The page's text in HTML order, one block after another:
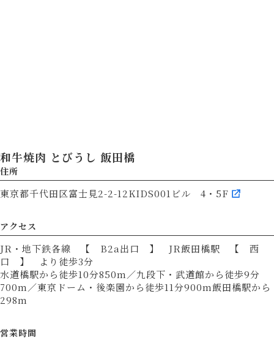
和牛焼肉 とびうし 飯田橋
住所
東京都千代田区富士見2-2-12KIDS001ビル 4・5F
アクセス
JR・地下鉄各線 【 B2a出口 】 JR飯田橋駅 【 西
口 】 より徒歩3分
水道橋駅から徒歩10分850m／九段下・武道館から徒歩9分
700m／東京ドーム・後楽園から徒歩11分900m飯田橋駅から
298m
営業時間